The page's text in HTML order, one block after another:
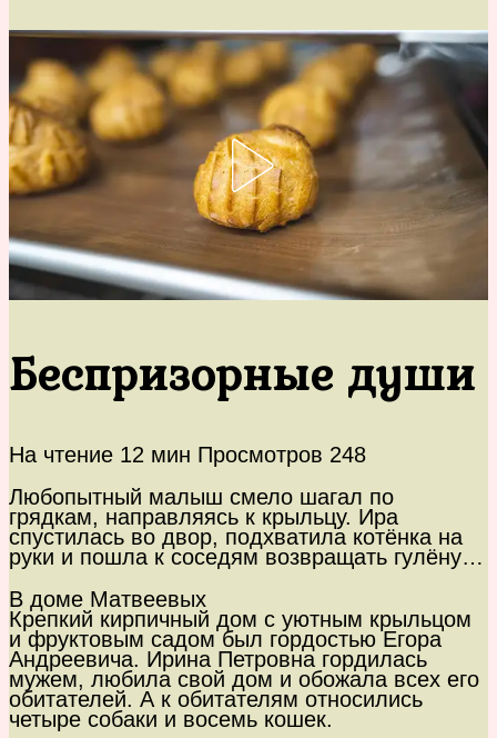
Беспризорные души
На чтение 12 мин Просмотров 248
Любопытный малыш смело шагал по
грядкам, направляясь к крыльцу. Ира
спустилась во двор, подхватила котёнка на
руки и пошла к соседям возвращать гулёну…
В доме Матвеевых
Крепкий кирпичный дом с уютным крыльцом
и фруктовым садом был гордостью Егора
Андреевича. Ирина Петровна гордилась
мужем, любила свой дом и обожала всех его
обитателей. А к обитателям относились
четыре собаки и восемь кошек.